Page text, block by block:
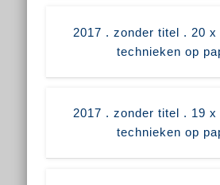
2017 . zonder titel . 20
technieken op
2017 . zonder titel . 19
technieken op